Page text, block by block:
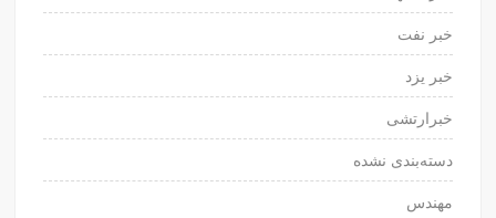
خبر نفت
خبر یزد
خبرارتشی
دسته‌بندی نشده
مهندس